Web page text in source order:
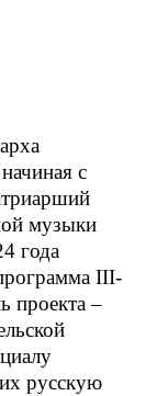
с
музыки
года
III-
проекта –
русскую